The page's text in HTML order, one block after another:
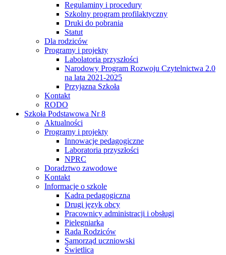
Regulaminy i procedury
Szkolny program profilaktyczny
Druki do pobrania
Statut
Dla rodziców
Programy i projekty
Labolatoria przyszłości
Narodowy Program Rozwoju Czytelnictwa 2.0
na lata 2021-2025
Przyjazna Szkoła
Kontakt
RODO
Szkoła Podstawowa Nr 8
Aktualności
Programy i projekty
Innowacje pedagogiczne
Laboratoria przyszłości
NPRC
Doradztwo zawodowe
Kontakt
Informacje o szkole
Kadra pedagogiczna
Drugi język obcy
Pracownicy administracji i obsługi
Pielęgniarka
Rada Rodziców
Samorząd uczniowski
Świetlica